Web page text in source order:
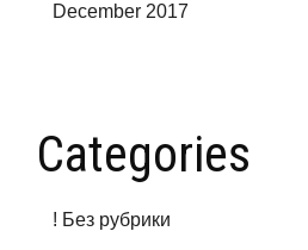
December 2017
Categories
! Без рубрики